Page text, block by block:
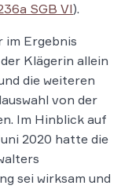
SGB VI).
im Ergebnis
Klägerin allein
die weiteren
von der
Im Hinblick auf
2020 hatte die
sei wirksam und